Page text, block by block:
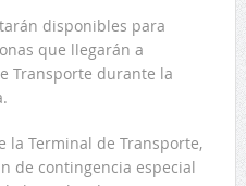
disponibles para
que llegarán a
Transporte durante la
la Terminal de Transporte,
de contingencia especial